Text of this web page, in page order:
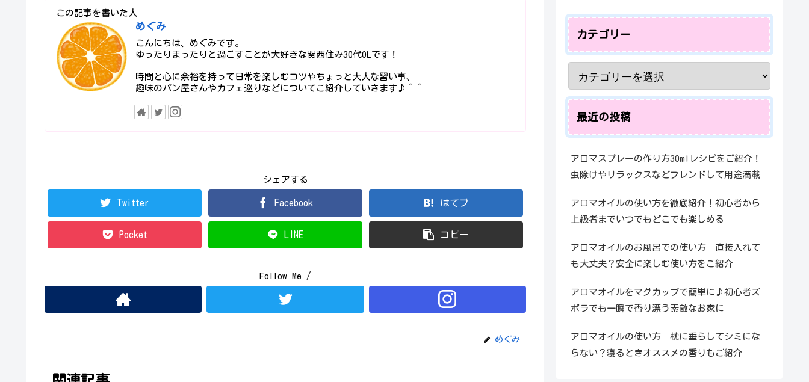
この記事を書いた人
めぐみ
こんにちは、めぐみです。
ゆったりまったりと過ごすことが大好きな関西住み30代OLです！
時間と心に余裕を持って日常を楽しむコツやちょっと大人な習い事、
趣味のパン屋さんやカフェ巡りなどについてご紹介していきます♪＾＾
シェアする
Twitter Facebook はてブ
Pocket LINE コピー
Follow Me /
めぐみ
カテゴリー
最近の投稿
アロマスプレーの作り方30mlレシピをご紹介！
虫除けやリラックスなどブレンドして用途満載
アロマオイルの使い方を徹底紹介！初心者から
上級者までいつでもどこでも楽しめる
アロマオイルのお風呂での使い方 直接入れて
も大丈夫？安全に楽しむ使い方をご紹介
アロマオイルをマグカップで簡単に♪初心者ズ
ボラでも一瞬で香り漂う素敵なお家に
アロマオイルの使い方 枕に垂らしてシミにな
らない？寝るときオススメの香りもご紹介